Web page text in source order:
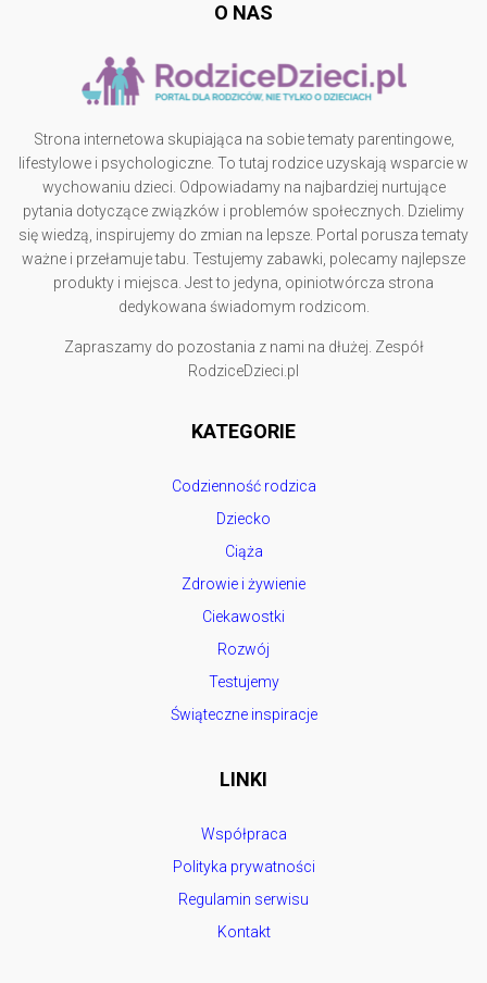
O NAS
Strona internetowa skupiająca na sobie tematy parentingowe,
lifestylowe i psychologiczne. To tutaj rodzice uzyskają wsparcie w
wychowaniu dzieci. Odpowiadamy na najbardziej nurtujące
pytania dotyczące związków i problemów społecznych. Dzielimy
się wiedzą, inspirujemy do zmian na lepsze. Portal porusza tematy
ważne i przełamuje tabu. Testujemy zabawki, polecamy najlepsze
produkty i miejsca. Jest to jedyna, opiniotwórcza strona
dedykowana świadomym rodzicom.
Zapraszamy do pozostania z nami na dłużej. Zespół
RodziceDzieci.pl
KATEGORIE
Codzienność rodzica
Dziecko
Ciąża
Zdrowie i żywienie
Ciekawostki
Rozwój
Testujemy
Świąteczne inspiracje
LINKI
Współpraca
Polityka prywatności
Regulamin serwisu
Kontakt